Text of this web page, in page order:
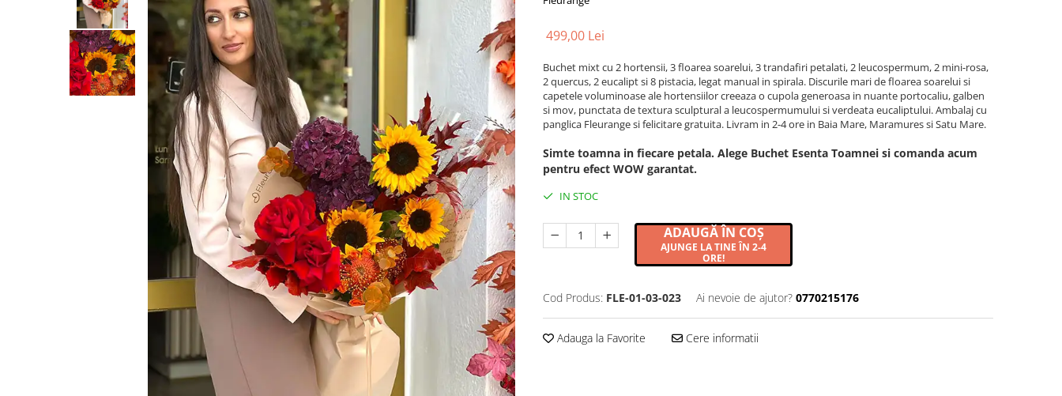
499,00 Lei
Buchet mixt cu 2 hortensii, 3 floarea soarelui, 3 trandafiri petalati, 2 leucospermum, 2 mini-rosa,
2 quercus, 2 eucalipt si 8 pistacia, legat manual in spirala. Discurile mari de floarea soarelui si
capetele voluminoase ale hortensiilor creeaza o cupola generoasa in nuante portocaliu, galben
si mov, punctata de textura sculptural a leucospermumului si verdeata eucaliptului. Ambalaj cu
panglica Fleurange si felicitare gratuita. Livram in 2-4 ore in Baia Mare, Maramures si Satu Mare.
Simte toamna in fiecare petala. Alege Buchet Esenta Toamnei si comanda acum
pentru efect WOW garantat.
IN STOC
ADAUGĂ ÎN COȘ
AJUNGE LA TINE ÎN 2-4
ORE!
Cod Produs: FLE-01-03-023 Ai nevoie de ajutor? 0770215176
Adauga la Favorite Cere informatii